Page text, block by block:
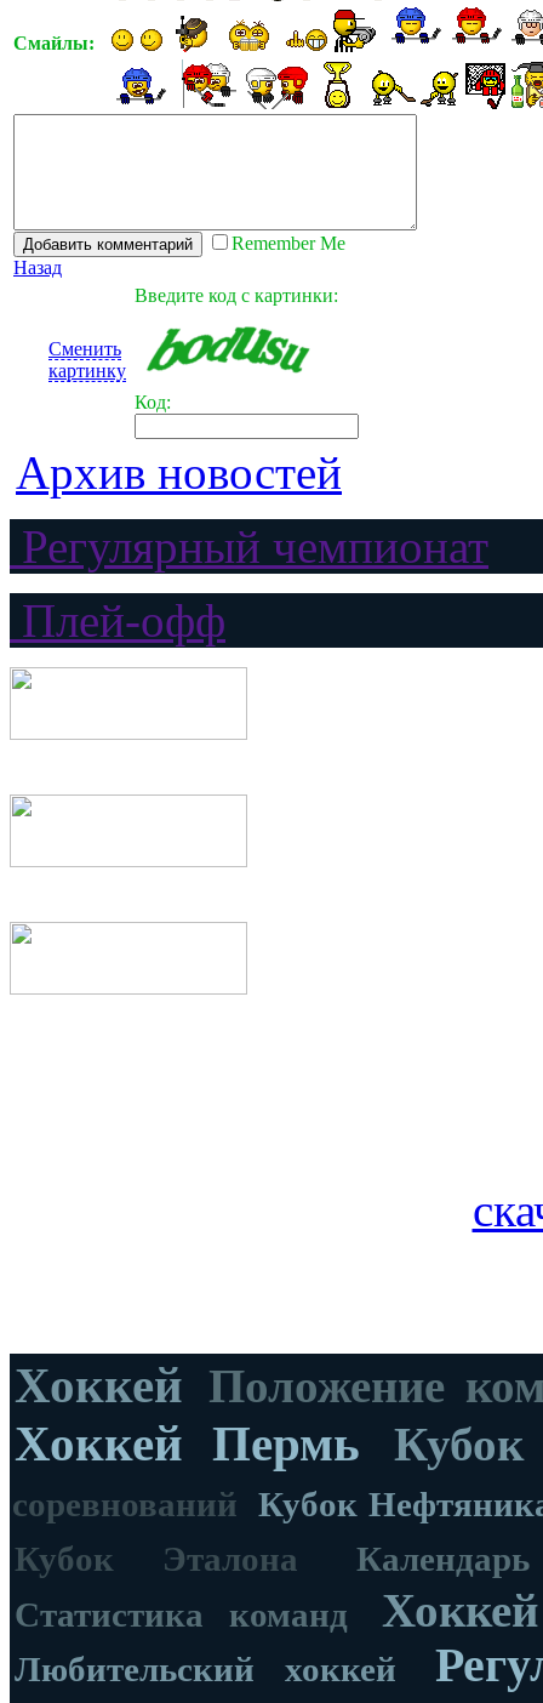
Смайлы:
Remember Me
Назад
Сменить
картинку
Введите код с картинки:
Код:
Архив новостей
Регулярный чемпионат
Плей-офф
Хоккей Положение
Хоккей Пермь
соревнований Кубок
Кубок Эталона
Статистика команд
Любительский хоккей